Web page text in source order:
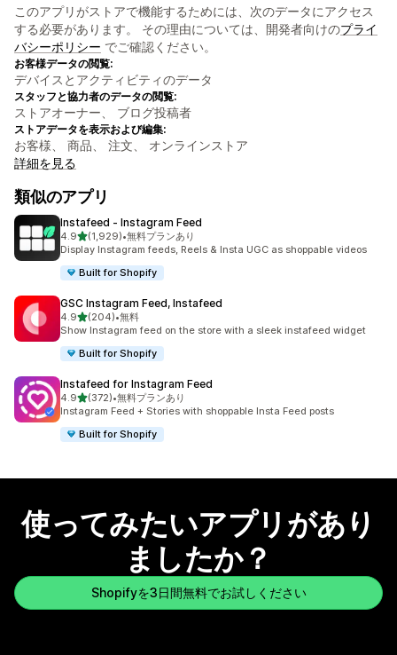
このアプリがストアで機能するためには、次のデータにアクセス
する必要があります。 その理由については、開発者向けのプライ
バシーポリシー でご確認ください。
お客様データの閲覧:
デバイスとアクティビティのデータ
スタッフと協力者のデータの閲覧:
ストアオーナー、 ブログ投稿者
ストアデータを表示および編集:
お客様、 商品、 注文、 オンラインストア
詳細を見る
類似のアプリ
Instafeed ‑ Instagram Feed
4.95つ星中
(1,929)
合計レビュー数：1929件
•無料プランあり
Display Instagram feeds, Reels & Insta UGC as shoppable videos
Built for Shopify
GSC Instagram Feed, Instafeed
4.95つ星中
(204)
合計レビュー数：204件
•無料
Show Instagram feed on the store with a sleek instafeed widget
Built for Shopify
Instafeed for Instagram Feed
4.95つ星中
(372)
合計レビュー数：372件
•無料プランあり
Instagram Feed + Stories with shoppable Insta Feed posts
Built for Shopify
使ってみたいアプリがあり
ましたか？
Shopifyを3日間無料でお試しください